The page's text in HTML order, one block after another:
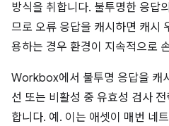
방식을 취합니다. 불투명한 응답
므로 오류 응답을 캐시하면 캐시
용하는 경우 환경이 지속적으로
Workbox에서 불투명 응답을 캐
선 또는 비활성 중 유효성 검사
합니다. 예. 이는 애셋이 매번 네